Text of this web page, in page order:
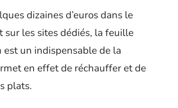
dizaines d’euros dans le
sur les sites dédiés, la feuille
est un indispensable de la
en effet de réchauffer et de
plats.